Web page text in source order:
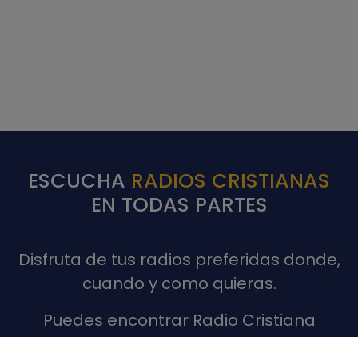
ESCUCHA RADIOS CRISTIANAS
EN TODAS PARTES
Disfruta de tus radios preferidas donde,
cuando y como quieras.
Puedes encontrar Radio Cristiana